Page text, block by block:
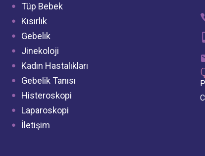
Tüp Bebek
Kısırlık
Gebelik
Jinekoloji
Kadın Hastalıkları
Gebelik Tanısı
Histeroskopi
Laparoskopi
İletişim